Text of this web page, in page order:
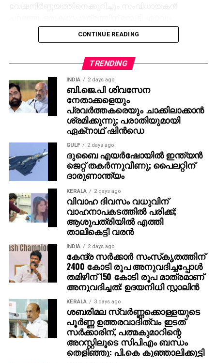
അനുയോജ്യനാണെന്ന് തോന്നിയതിനാല്‍
എക്‌സിക്യൂട്ടീവ് പ്രൊഡ്യൂസര്‍ വിവേക് ദാമോദരന്‍
തങ്ങള്‍ക്ക് മനസ്സിലുണ്ടായിരുന്നതുപോലെ തന്നെയാണ്
പൃഥ്വിരാജും ആ വേഷം മമ്മൂക്ക ചെയ്യണം എന്ന്
നിര്‍ദേശിച്ചതെന്നും അദ്ദേഹം വെളിപ്പെടുത്തി. ജിതിന്‍
കെ. ജോസ് പറഞ്ഞു പോലെ, വിനായകന്‍ അവതരിപ്പിച്ച
വേഷം തന്നെയാണ് ആദ്യം പൃഥ്വിരാജിന്
പരിഗണിച്ചത്. മമ്മൂട്ടി കമ്പനി നിര്‍മിച്ച ‘കളങ്കാവല്‍’
നവംബര്‍ 27ന് തീയേറ്ററുകളില്‍ റിലീസ് ചെയ്യും.
CONTINUE READING
TRENDING
INDIA 2 days ago
ബി.ജെ.പി ശിവസേന
നേതാക്കളെയും
പ്രവര്‍ത്തകരെയും ചാക്കിലാക്കാന്‍
ശ്രമിക്കുന്നു; പരാതിയുമായി
ഏക്‌നാഥ് ഷിന്‍ഡെ
GULF 2 days ago
ദുബൈ എയര്‍ഷോയില്‍ ഇന്ത്യന്‍
ജെറ്റ് തകര്‍ന്നുവീണു; പൈലറ്റിന്
ദാരുണാന്ത്യം
KERALA 2 days ago
വിവാഹ ദിവസം വധുവിന്
വാഹനാപകടത്തില്‍ പരിക്ക്;
ആശുപത്രിയില്‍ എത്തി
താലികെട്ടി വരന്‍
INDIA 2 days ago
കേന്ദ്ര സര്‍ക്കാര്‍ സംസ്‌കൃതത്തിന്
2400 കോടി രൂപ അനുവദിച്ചപ്പോള്‍
തമിഴിന് 150 കോടി രൂപ മാത്രമാണ്
അനുവദിച്ചത്: ഉദയനിധി സ്റ്റാലിന്‍
KERALA 3 days ago
ശബരിമല സ്വര്‍ണ്ണക്കൊള്ളയുടെ
പൂര്‍ണ്ണ ഉത്തരവാദിത്വം ഇടത്
സര്‍ക്കാരിന്, പത്മകുമാറിന്റെ
അറസ്റ്റിലൂടെ സിപിഎം ബന്ധം
തെളിഞ്ഞു: പി.കെ കുഞ്ഞാലിക്കുട്ടി